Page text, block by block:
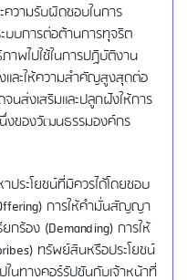
วามรับผิดชอบในการ
บบการต่อต้านการทุจริต
าพไปใช้ในการปฏิบัติงาน
และให้ความสำคัญสูงสุดต่อ
นส่งเสริมและปลูกฝังให้การ
งของวัฒนธรรมองค์กร
ประโยชน์ที่มิควรได้โดยชอบ
การให้คำมั่นสัญญา
กร้อง (Demanding) การให้
ทรัพย์สินหรือประโยชน์
นทางคอร์รัปชันกับเจ้าหน้าที่